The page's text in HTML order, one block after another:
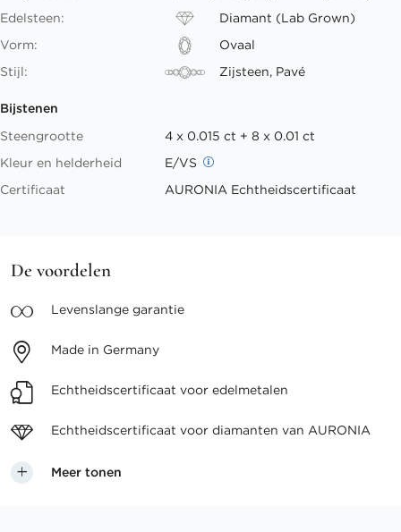
Edelsteen:
Diamant (Lab Grown)
Vorm:
Ovaal
Stijl:
Zijsteen, Pavé
Bijstenen
Steengrootte
4 x 0.015 ct + 8 x 0.01 ct
Kleur en helderheid
E/VS
Certificaat
AURONIA Echtheidscertificaat
De voordelen
Levenslange garantie
Made in Germany
Echtheidscertificaat voor edelmetalen
Echtheidscertificaat voor diamanten van AURONIA
Meer tonen